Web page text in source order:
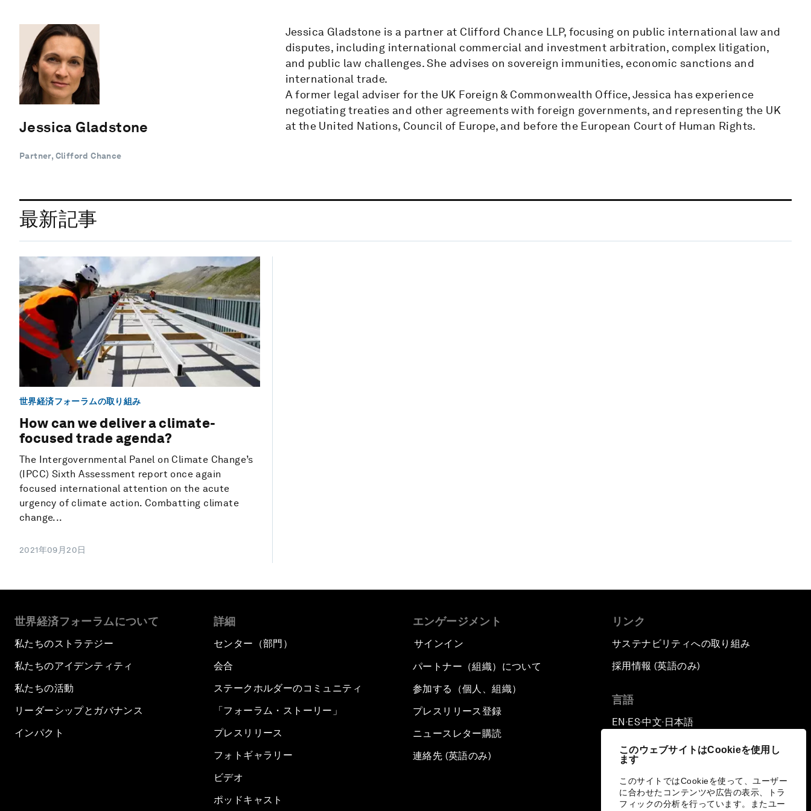
このウェブサイトはCookieを使用し
ます
このサイトではCookieを使って、ユーザー
に合わせたコンテンツや広告の表示、トラ
フィックの分析を行っています。またユー
Jessica Gladstone
Partner, Clifford Chance
Jessica Gladstone is a partner at Clifford Chance LLP, focusing on public international law and
disputes, including international commercial and investment arbitration, complex litigation,
and public law challenges. She advises on sovereign immunities, economic sanctions and
international trade.
A former legal adviser for the UK Foreign & Commonwealth Office, Jessica has experience
negotiating treaties and other agreements with foreign governments, and representing the UK
at the United Nations, Council of Europe, and before the European Court of Human Rights.
最新記事
世界経済フォーラムの取り組み
How can we deliver a climate-
focused trade agenda?
The Intergovernmental Panel on Climate Change’s
(IPCC) Sixth Assessment report once again
focused international attention on the acute
urgency of climate action. Combatting climate
change...
2021年09月20日
世界経済フォーラムについて
私たちのストラテジー
私たちのアイデンティティ
私たちの活動
リーダーシップとガバナンス
インパクト
詳細
センター（部門）
会合
ステークホルダーのコミュニティ
「フォーラム・ストーリー」
プレスリリース
フォトギャラリー
ビデオ
ポッドキャスト
エンゲージメント
サインイン
パートナー（組織）について
参加する（個人、組織）
プレスリリース登録
ニュースレター購読
連絡先 (英語のみ)
リンク
サステナビリティへの取り組み
採用情報 (英語のみ)
言語
EN ▪ ES▪中文▪ 日本語